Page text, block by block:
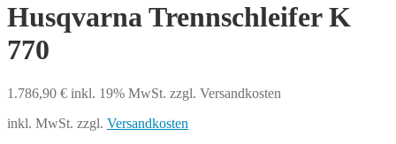
Husqvarna Trennschleifer K
770
1.786,90 € inkl. 19% MwSt. zzgl. Versandkosten
inkl. MwSt. zzgl. Versandkosten